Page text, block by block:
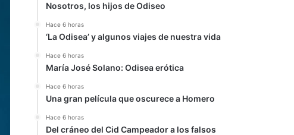
Nosotros, los hijos de Odiseo
Hace 6 horas
‘La Odisea’ y algunos viajes de nuestra vida
Hace 6 horas
María José Solano: Odisea erótica
Hace 6 horas
Una gran película que oscurece a Homero
Hace 6 horas
Del cráneo del Cid Campeador a los falsos